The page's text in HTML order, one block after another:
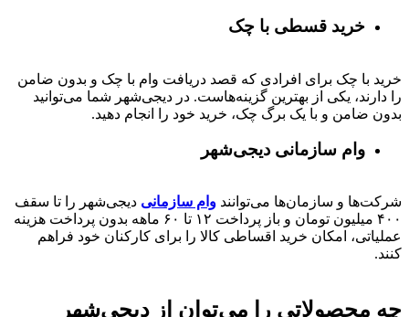
خرید قسطی با چک
خرید با چک برای افرادی که قصد دریافت وام با چک و بدون ضامن
را دارند، یکی از بهترین گزینه‌هاست. در دیجی‌شهر شما می‌توانید
بدون ضامن و با یک برگ چک، خرید خود را انجام دهید.
وام سازمانی دیجی‌شهر
شرکت‌ها و سازمان‌ها می‌توانند وام سازمانی دیجی‌شهر را تا سقف
۴۰۰ میلیون تومان و باز پرداخت ۱۲ تا ۶۰
ماهه بدون پرداخت هزینه
عملیاتی، امکان خرید اقساطی کالا را برای کارکنان خود فراهم
کنند.
چه محصولاتی را می‌توان از دیجی‌شهر